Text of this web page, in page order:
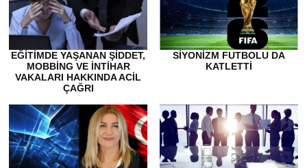
EĞITIMDE YAŞANAN ŞIDDET,
MOBBING VE İNTIHAR
VAKALARI HAKKINDA ACIL
ÇAĞRI
SİYONİZM FUTBOLU DA
KATLETTİ